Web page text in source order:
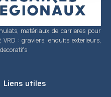
matériaux de carrieres pour
VRD : graviers, enduits exterieurs,
Liens utiles